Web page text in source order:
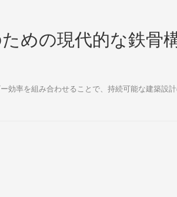
めの現代的な鉄骨
効率を組み合わせることで、持続可能な建築設